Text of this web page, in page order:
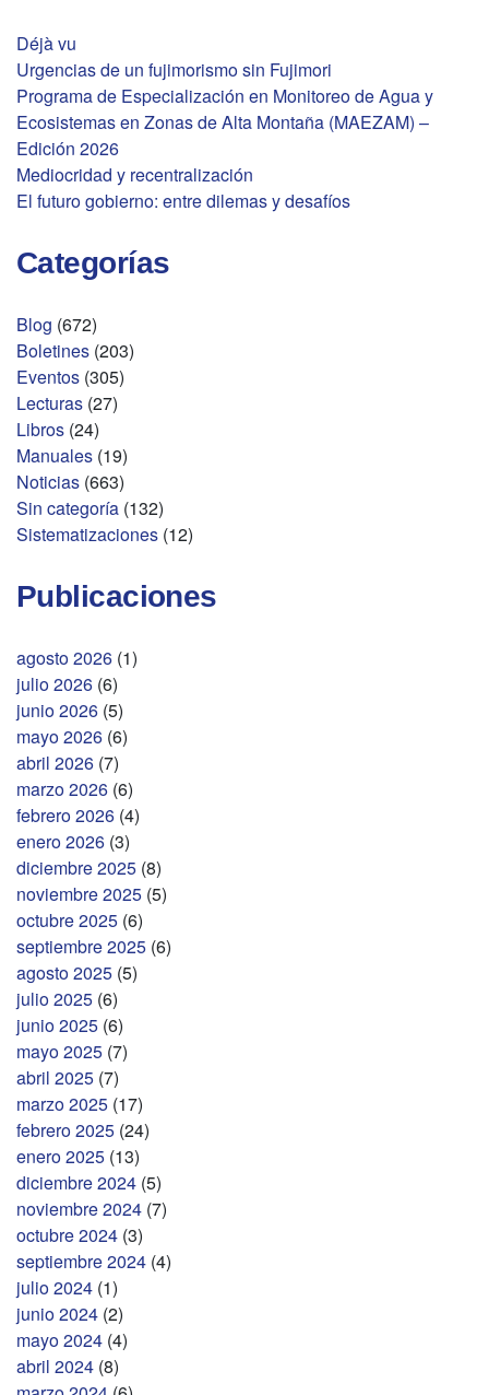
Déjà vu
Urgencias de un fujimorismo sin Fujimori
Programa de Especialización en Monitoreo de Agua y
Ecosistemas en Zonas de Alta Montaña (MAEZAM) –
Edición 2026
Mediocridad y recentralización
El futuro gobierno: entre dilemas y desafíos
Categorías
Blog (672)
Boletines (203)
Eventos (305)
Lecturas (27)
Libros (24)
Manuales (19)
Noticias (663)
Sin categoría (132)
Sistematizaciones (12)
Publicaciones
agosto 2026 (1)
julio 2026 (6)
junio 2026 (5)
mayo 2026 (6)
abril 2026 (7)
marzo 2026 (6)
febrero 2026 (4)
enero 2026 (3)
diciembre 2025 (8)
noviembre 2025 (5)
octubre 2025 (6)
septiembre 2025 (6)
agosto 2025 (5)
julio 2025 (6)
junio 2025 (6)
mayo 2025 (7)
abril 2025 (7)
marzo 2025 (17)
febrero 2025 (24)
enero 2025 (13)
diciembre 2024 (5)
noviembre 2024 (7)
octubre 2024 (3)
septiembre 2024 (4)
julio 2024 (1)
junio 2024 (2)
mayo 2024 (4)
abril 2024 (8)